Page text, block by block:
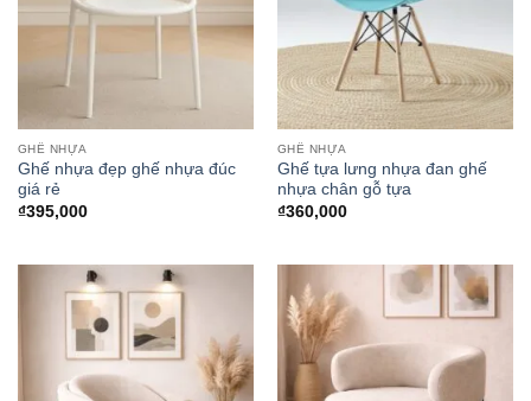
GHẾ NHỰA
Ghế nhựa đẹp ghế nhựa đúc
giá rẻ
₫395,000
GHẾ NHỰA
Ghế tựa lưng nhựa đan ghế
nhựa chân gỗ tựa
₫360,000